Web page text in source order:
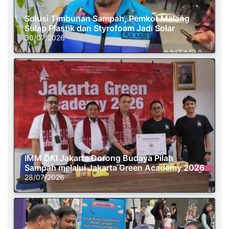
Solusi Timbunan Sampah, Pemkot Malang
Sulap Plastik dan Styrofoam Jadi Solar
30/07/2026
IMM DKI Jakarta Dorong Budaya Pilah
Sampah melalui Jakarta Green Academy 2026
28/07/2026